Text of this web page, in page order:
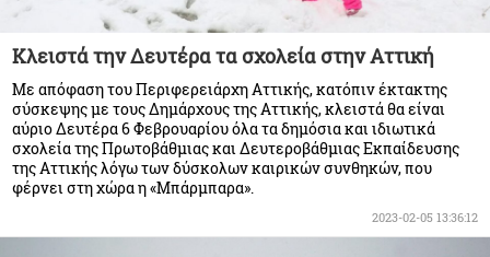
Κλειστά την Δευτέρα τα σχολεία στην Αττική
Με απόφαση του Περιφερειάρχη Αττικής, κατόπιν έκτακτης
σύσκεψης με τους Δημάρχους της Αττικής, κλειστά θα είναι
αύριο Δευτέρα 6 Φεβρουαρίου όλα τα δημόσια και ιδιωτικά
σχολεία της Πρωτοβάθμιας και Δευτεροβάθμιας Εκπαίδευσης
της Αττικής λόγω των δύσκολων καιρικών συνθηκών, που
φέρνει στη χώρα η «Μπάρμπαρα».
2023-02-05 13:36:12